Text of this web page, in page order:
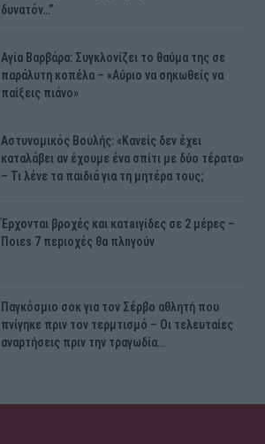
δυνατόν…”
Αγία Βαρβάρα: Συγκλονίζει το θαύμα της σε
παράλυτη κοπέλα – «Αύριο να σηκωθείς να
παίξεις πιάνο»
Αστυνομικός Bουλής: «Κανείς δεν έχει
καταλάβει αν έχουμε ένα σπίτι με δύο τέρατα»
– Τι λένε τα παιδιά για τη μητέρα τους;
Έρχονται βροχές και κατaιγίδες σε 2 μέpες –
Ποιεs 7 πεpιοχές θα πλnγούν
Παγκόσμιο σοκ για τον Σέρβο αθλητή που
πνίγηκε πριν τον τερμτισμό – Οι τελευταίες
αναρτήσεις πριν την τραγωδία…